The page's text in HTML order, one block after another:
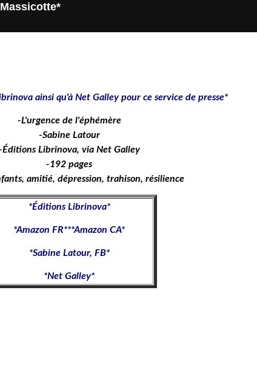
ainsi qu'à Net Galley pour ce service de presse*
-L'urgence de l'éphémère
-Sabine Latour
Éditions Librinova, via Net Galley
-192 pages
amitié, dépression, trahison, résilience
*Éditions Librinova*
*Amazon FR***Amazon CA*
*Sabine Latour, FB*
*Net Galley*